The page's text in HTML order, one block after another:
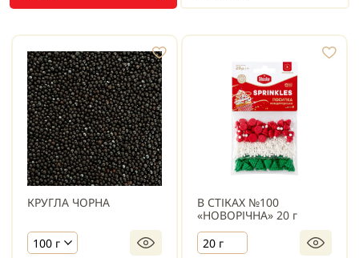
КРУГЛА ЧОРНА
100 г
В СТІКАХ №100
«НОВОРІЧНА» 20 г
20 г